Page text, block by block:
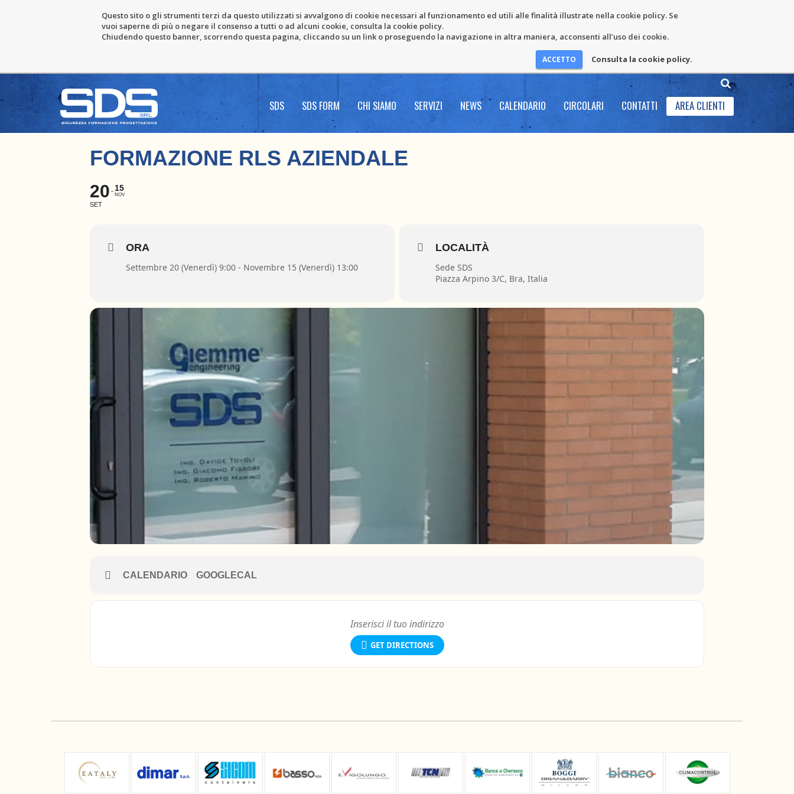
Questo sito o gli strumenti terzi da questo utilizzati si avvalgono di cookie necessari al funzionamento ed utili alle finalità illustrate nella cookie policy. Se
vuoi saperne di più o negare il consenso a tutti o ad alcuni cookie, consulta la cookie policy.
Chiudendo questo banner, scorrendo questa pagina, cliccando su un link o proseguendo la navigazione in altra maniera, acconsenti all’uso dei cookie.
Consulta la cookie policy.
SDS SDS FORM CHI SIAMO SERVIZI NEWS CALENDARIO CIRCOLARI CONTATTI AREA CLIENTI
FORMAZIONE RLS AZIENDALE
20
SET
15
NOV
ORA
Settembre 20 (Venerdì) 9:00 - Novembre 15 (Venerdì) 13:00
LOCALITÀ
Sede SDS
Piazza Arpino 3/C, Bra, Italia
CALENDARIO GOOGLECAL
GET DIRECTIONS